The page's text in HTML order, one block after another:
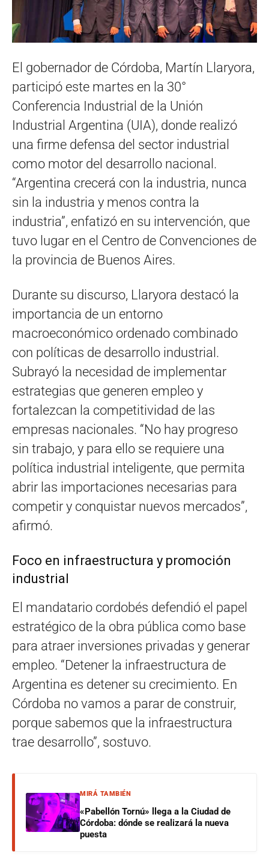
El gobernador de Córdoba, Martín Llaryora,
participó este martes en la 30°
Conferencia Industrial de la Unión
Industrial Argentina (UIA), donde realizó
una firme defensa del sector industrial
como motor del desarrollo nacional.
“Argentina crecerá con la industria, nunca
sin la industria y menos contra la
industria”, enfatizó en su intervención, que
tuvo lugar en el Centro de Convenciones de
la provincia de Buenos Aires.
Durante su discurso, Llaryora destacó la
importancia de un entorno
macroeconómico ordenado combinado
con políticas de desarrollo industrial.
Subrayó la necesidad de implementar
estrategias que generen empleo y
fortalezcan la competitividad de las
empresas nacionales. “No hay progreso
sin trabajo, y para ello se requiere una
política industrial inteligente, que permita
abrir las importaciones necesarias para
competir y conquistar nuevos mercados”,
afirmó.
Foco en infraestructura y promoción
industrial
El mandatario cordobés defendió el papel
estratégico de la obra pública como base
para atraer inversiones privadas y generar
empleo. “Detener la infraestructura de
Argentina es detener su crecimiento. En
Córdoba no vamos a parar de construir,
porque sabemos que la infraestructura
trae desarrollo”, sostuvo.
MIRÁ TAMBIÉN
«Pabellón Tornú» llega a la Ciudad de
Córdoba: dónde se realizará la nueva
puesta